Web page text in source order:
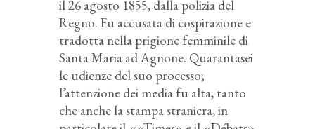
il 26 agosto 1855, dalla polizia del
Regno. Fu accusata di cospirazione e
tradotta nella prigione femminile di
Santa Maria ad Agnone. Quarantasei
le udienze del suo processo;
l’attenzione dei media fu alta, tanto
che anche la stampa straniera, in